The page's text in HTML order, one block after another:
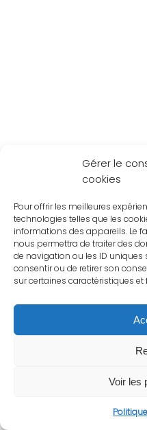
Gérer le
cookies
Pour offrir les meilleures
technologies telles que les
informations des appareils. Le
nous permettra de traiter des
de navigation ou les ID uniques
consentir ou de retirer son
sur certaines caractéristiques et
Voir les